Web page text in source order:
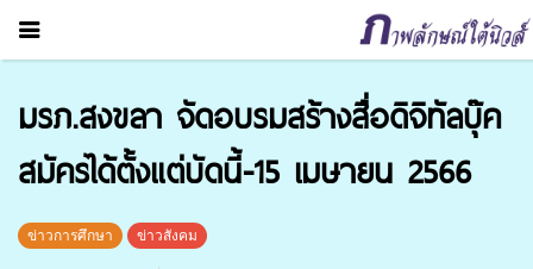
มรภ.สงขลา จัดอบรมสร้างสื่อดิจิทัลบุ๊ค
สมัครได้ตั้งแต่บัดนี้-15 เมษายน 2566
ข่าวการศึกษา ข่าวสังคม